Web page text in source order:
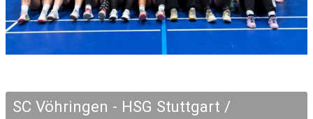
SC Vöhringen - HSG Stuttgart /